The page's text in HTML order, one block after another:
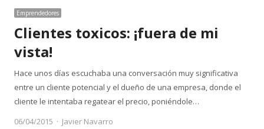
Emprendedores
Clientes toxicos: ¡fuera de mi
vista!
Hace unos días escuchaba una conversación muy significativa
entre un cliente potencial y el dueño de una empresa, donde el
cliente le intentaba regatear el precio, poniéndole…
06/04/2015
Author
Javier Navarro